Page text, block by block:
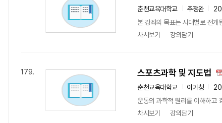
춘천교육대학교 추정완
본 강좌의 목표는 시대별로 전개
차시보기
강의담기
179. 스포츠과학 및 지도법
춘천교육대학교 이기청
운동의 과학적 원리를 이해하고
차시보기
강의담기